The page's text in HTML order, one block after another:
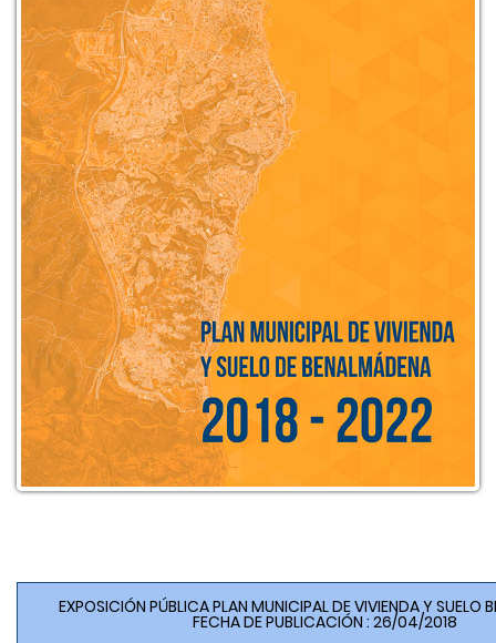
EXPOSICIÓN PÚBLICA PLAN MUNICIPAL DE VIVIENDA Y SUELO
FECHA DE PUBLICACIÓN : 26/04/2018